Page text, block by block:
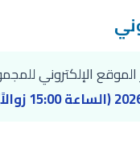
الإلكتروني